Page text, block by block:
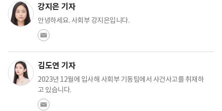
강지은 기자
안녕하세요. 사회부 강지은입니다.
김도연 기자
2023년 12월에 입사해 사회부 기동팀에서 사건사고를 취재하
고 있습니다.